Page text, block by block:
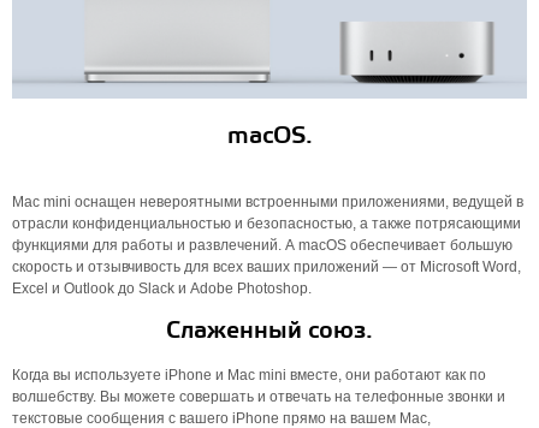
macOS.
Mac mini оснащен невероятными встроенными приложениями, ведущей в
отрасли конфиденциальностью и безопасностью, а также потрясающими
функциями для работы и развлечений. А macOS обеспечивает большую
скорость и отзывчивость для всех ваших приложений — от Microsoft Word,
Excel и Outlook до Slack и Adobe Photoshop.
Слаженный союз.
Когда вы используете iPhone и Mac mini вместе, они работают как по
волшебству. Вы можете совершать и отвечать на телефонные звонки и
текстовые сообщения с вашего iPhone прямо на вашем Mac,